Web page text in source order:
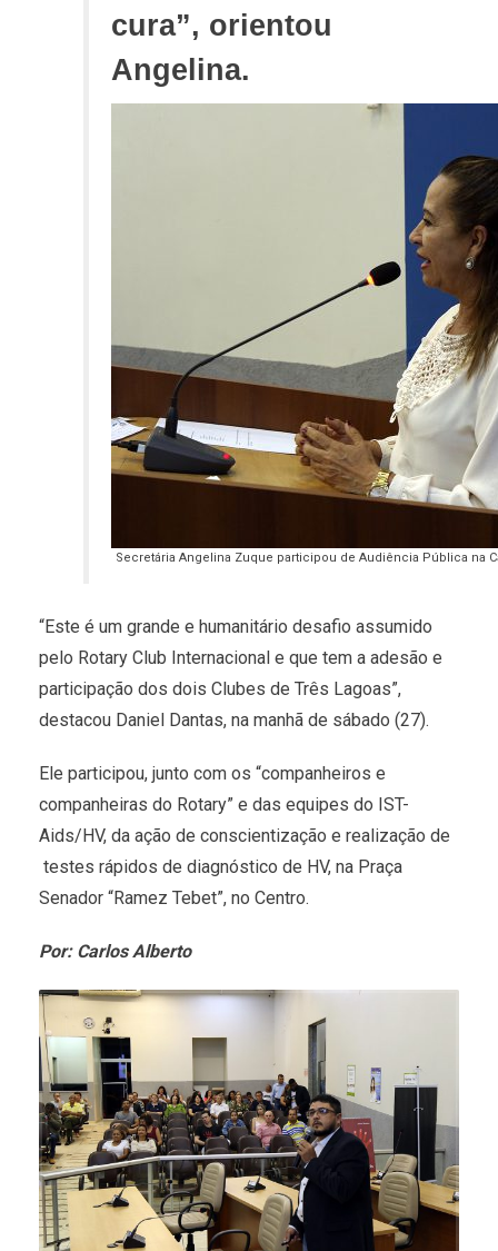
cura”, orientou
Angelina.
Secretária Angelina Zuque participou de Audiência Pública na
“Este é um grande e humanitário desafio assumido
pelo Rotary Club Internacional e que tem a adesão e
participação dos dois Clubes de Três Lagoas”,
destacou Daniel Dantas, na manhã de sábado (27).
Ele participou, junto com os “companheiros e
companheiras do Rotary” e das equipes do IST-
Aids/HV, da ação de conscientização e realização de
testes rápidos de diagnóstico de HV, na Praça
Senador “Ramez Tebet”, no Centro.
Por: Carlos Alberto